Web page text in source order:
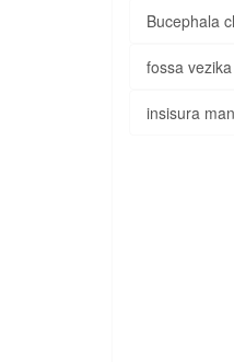
Bucephala
fossa
insisura